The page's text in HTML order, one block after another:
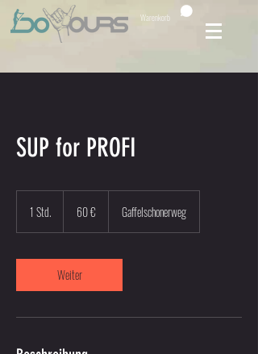
Warenkorb
SUP for PROFI
1 Std.
d
60 € Gaffelschonerweg
Weiter